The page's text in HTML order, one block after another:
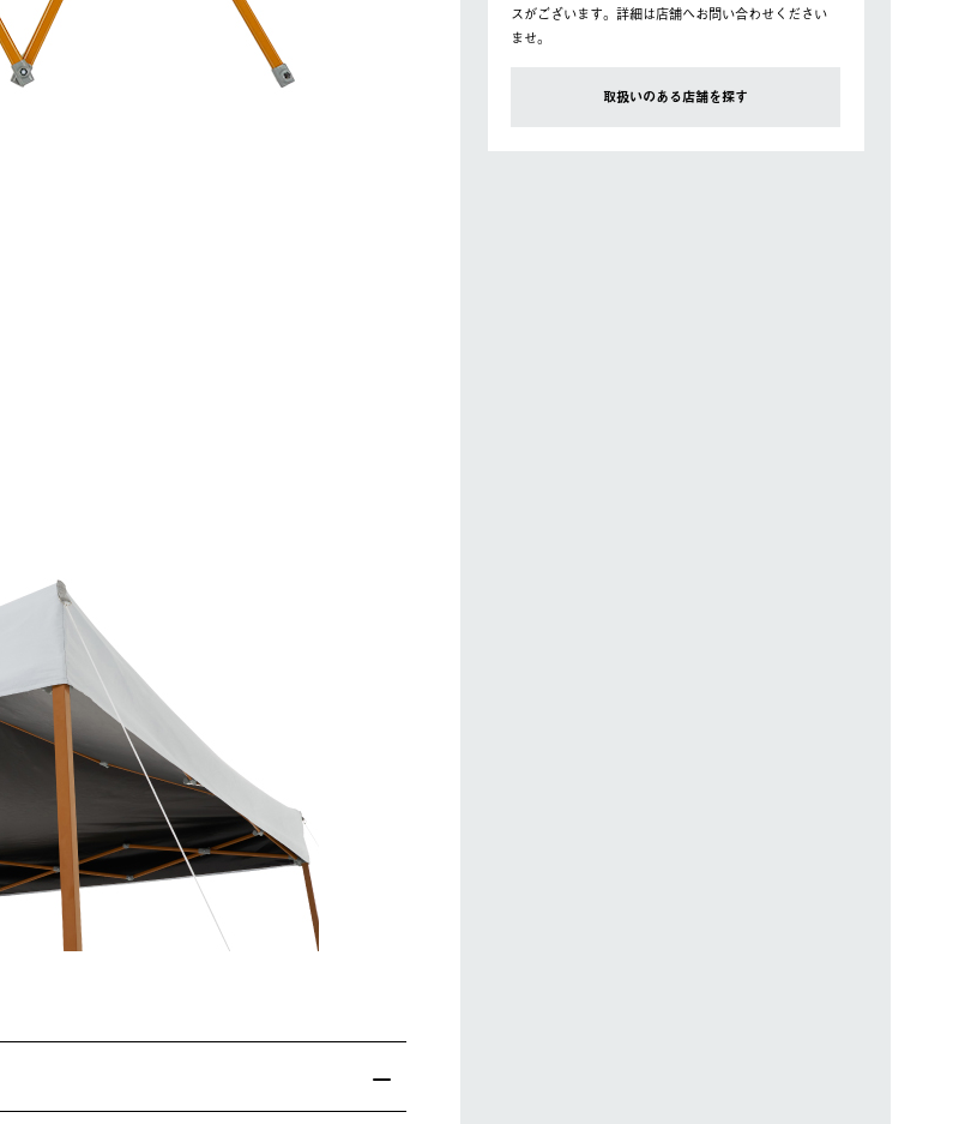
スがございます。詳細は店舗へお問い合わせください
ませ。
取扱いのある店舗を探す